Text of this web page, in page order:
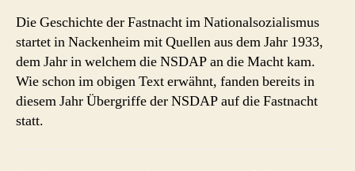
Die Geschichte der Fastnacht im Nationalsozialismus
startet in Nackenheim mit Quellen aus dem Jahr 1933,
dem Jahr in welchem die NSDAP an die Macht kam.
Wie schon im obigen Text erwähnt, fanden bereits in
diesem Jahr Übergriffe der NSDAP auf die Fastnacht
statt.